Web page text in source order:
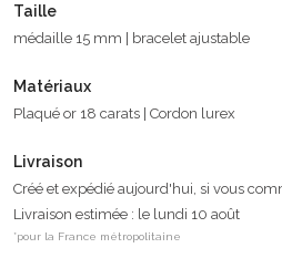
Taille
médaille 15 mm | bracelet ajustable
Matériaux
Plaqué or 18 carats | Cordon lurex
Livraison
Créé et expédié aujourd'hui, si vous
Livraison estimée : le lundi 10 août
*pour la France métropolitaine